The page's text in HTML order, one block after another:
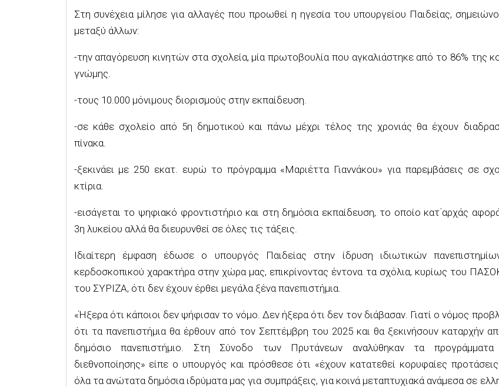
Στη συνέχεια μίλησε για αλλαγές που προωθεί η ηγεσία του υπουργείου Παιδείας,
μεταξύ άλλων:
-την απαγόρευση κινητών στα σχολεία, μία πρωτοβουλία που αγκαλιάστηκε από το 86% της
γνώμης.
-τους 10.000 μόνιμους διορισμούς στην εκπαίδευση.
-σε κάθε σχολείο από 5η δημοτικού και πάνω μέχρι τέλος της χρονιάς θα έχουν
πίνακα.
-ξεκινάει με 250 εκατ. ευρώ το πρόγραμμα «Μαριέττα Γιαννάκου» για παρεμβάσεις σε
κτίρια.
-εισάγεται το ψηφιακό φροντιστήριο και στη δημόσια εκπαίδευση, το οποίο κατ΄αρχάς
3η λυκείου αλλά θα διευρυνθεί σε όλες τις τάξεις.
Ιδιαίτερη έμφαση έδωσε ο υπουργός Παιδείας στην ίδρυση ιδιωτικών
κερδοσκοπικού χαρακτήρα στην χώρα μας, επικρίνοντας έντονα τα σχόλια, κυρίως του
του ΣΥΡΙΖΑ, ότι δεν έχουν έρθει μεγάλα ξένα πανεπιστήμια.
«Ήξερα ότι κάποιοι δεν ψήφισαν το νόμο. Δεν ήξερα ότι δεν τον διάβασαν. Γιατί ο νόμος
ότι τα πανεπιστήμια θα έρθουν από τον Σεπτέμβρη του 2025 και θα ξεκινήσουν καταρχήν
δημόσιο πανεπιστήμιο. Στη Σύνοδο των Πρυτάνεων αναλύθηκαν τα προγράμματα
διεθνοποίησης» είπε ο υπουργός και πρόσθεσε ότι «έχουν κατατεθεί κορυφαίες
όλα τα ανώτατα δημόσια ιδρύματα μας για συμπράξεις, για κοινά μεταπτυχιακά ανάμεσα σε